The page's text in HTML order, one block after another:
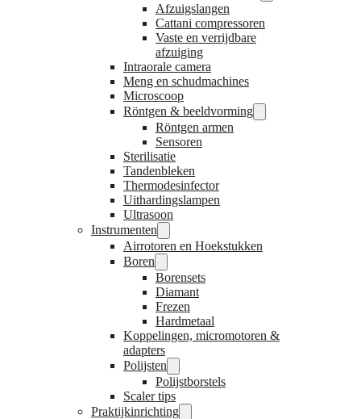
Afzuigslangen
Cattani compressoren
Vaste en verrijdbare
afzuiging
Intraorale camera
Meng en schudmachines
Microscoop
Röntgen & beeldvorming
Röntgen armen
Sensoren
Sterilisatie
Tandenbleken
Thermodesinfector
Uithardingslampen
Ultrasoon
Instrumenten
Airrotoren en Hoekstukken
Boren
Borensets
Diamant
Frezen
Hardmetaal
Koppelingen, micromotoren &
adapters
Polijsten
Polijstborstels
Scaler tips
Praktijkinrichting